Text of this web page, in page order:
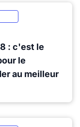
: c'est le
le
au meilleur